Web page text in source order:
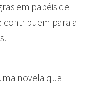
em papéis de
contribuem para a
novela que